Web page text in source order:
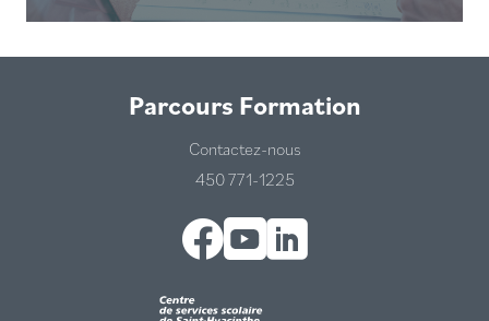
Parcours Formation
Contactez-nous
450 771-1225
Facebook
YouTube
LinkedIn